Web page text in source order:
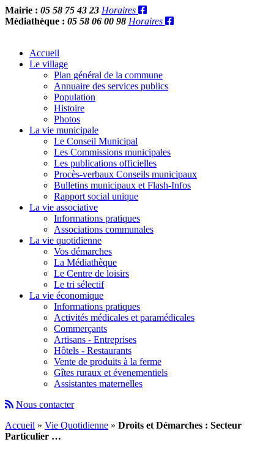
Mairie : 05 58 75 43 23 Horaires
Médiathèque : 05 58 06 00 98 Horaires
Accueil
Le village
Plan général de la commune
Annuaire des services publics
Population
Histoire
Photos
La vie municipale
Le Conseil Municipal
Les Commissions municipales
Les publications officielles
Procès-verbaux Conseils municipaux
Bulletins municipaux et Flash-Infos
Rapport social unique
La vie associative
Informations pratiques
Associations communales
La vie quotidienne
Vos démarches
La Médiathèque
Le Centre de loisirs
Le tri sélectif
La vie économique
Informations pratiques
Activités médicales et paramédicales
Commerçants
Artisans - Entreprises
Hôtels - Restaurants
Vente de produits à la ferme
Gîtes ruraux et évenementiels
Assistantes maternelles
Nous contacter
Accueil » Vie Quotidienne » Droits et Démarches : Secteur
Particulier …